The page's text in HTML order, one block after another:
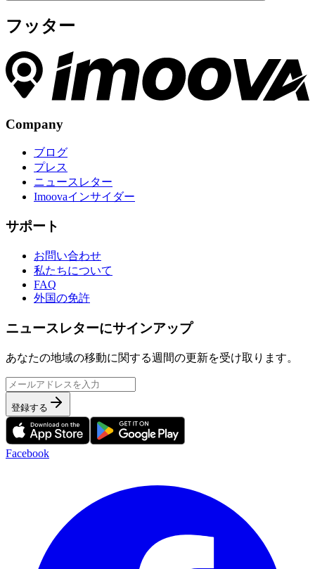
フッター
Company
ブログ
プレス
ニュースレター
Imoovaインサイダー
サポート
お問い合わせ
私たちについて
FAQ
外国の免許
ニュースレターにサインアップ
あなたの地域の移動に関する週間の更新を受け取ります。
登録する
Facebook